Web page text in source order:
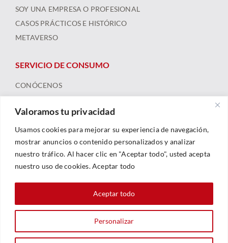
Valoramos tu privacidad
Usamos cookies para mejorar su experiencia de navegación,
mostrar anuncios o contenido personalizados y analizar
nuestro tráfico. Al hacer clic en "Aceptar todo", usted acepta
nuestro uso de cookies. Aceptar todo
Personalizar
Aceptar todo
SOY UNA EMPRESA O PROFESIONAL
CASOS PRÁCTICOS E HISTÓRICO
METAVERSO
SERVICIO DE CONSUMO
CONÓCENOS
FORMACIÓN Y RECURSOS
NOTICIAS
Política De Privacidad|Política De Cookies
Sarhe Consultoría